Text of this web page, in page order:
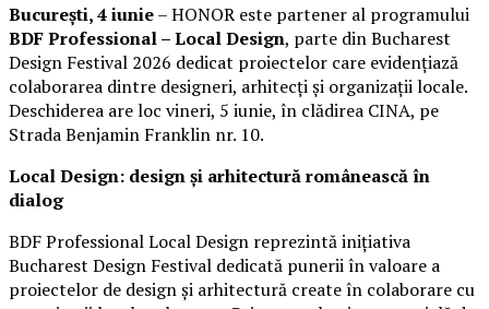
București, 4 iunie– HONOR este partener al programului
BDF Professional – Local Design, parte din Bucharest
Design Festival 2026 dedicat proiectelor care evidențiază
colaborarea dintre designeri, arhitecți și organizații locale.
Deschiderea are loc vineri, 5 iunie, în clădirea CINA, pe
Strada Benjamin Franklin nr. 10.
Local Design: design și arhitectură românească în
dialog
BDF Professional Local Design reprezintă inițiativa
Bucharest Design Festival dedicată punerii în valoare a
proiectelor de design și arhitectură create în colaborare cu